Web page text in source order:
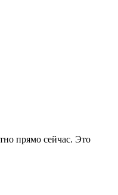
прямо сейчас. Это